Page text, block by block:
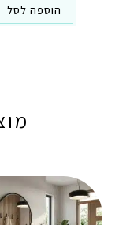
הוספה לסל